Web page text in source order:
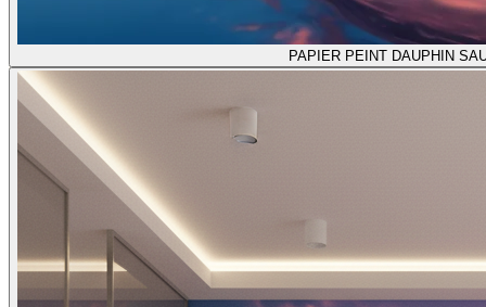
PAPIER PEINT DAUPHIN